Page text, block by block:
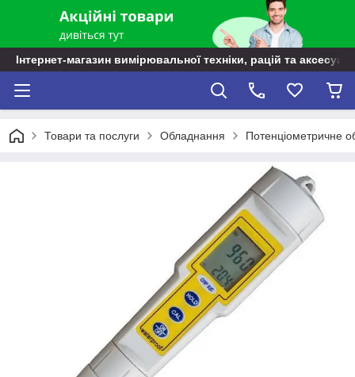
Інтернет-магазин вимірювальної техніки, рацій та
Товари та послуги Обладнання Потенціометричне